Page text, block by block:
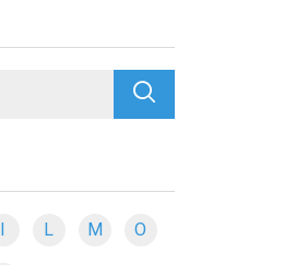
Search
I L M O